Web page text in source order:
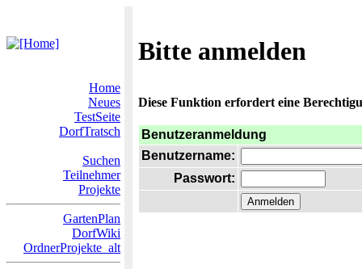
Bitte anmelden
Home
Neues
TestSeite
DorfTratsch
Suchen
Teilnehmer
Projekte
GartenPlan
DorfWiki
OrdnerProjekte_alt
Diese Funktion erfordert eine
Benutzeranmeldung
Benutzername:
Passwort: